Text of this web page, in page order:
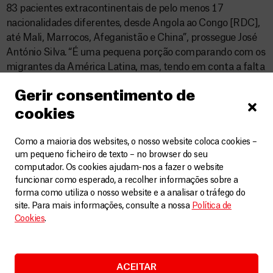
Gerir consentimento de
cookies
Como a maioria dos websites, o nosso website coloca cookies –
um pequeno ficheiro de texto – no browser do seu
computador. Os cookies ajudam-nos a fazer o website
funcionar como esperado, a recolher informações sobre a
forma como utiliza o nosso website e a analisar o tráfego do
site. Para mais informações, consulte a nossa Política de
Cookies.
ACEITAR
83 pacientes extracontinentais de pelo menos 17
nacionalidades diferentes, desde Angola ao Congo [RDC],
até Mali, Marrocos, Afeganistão e China”, prossegue José
António Silva. “É uma pequena porção comparando com os
migrantes da América Latina, mas, tendo em conta a falta
mental e a recursos de sobrevivência, muitas destas
pessoas chegam até nós num estado extremamente